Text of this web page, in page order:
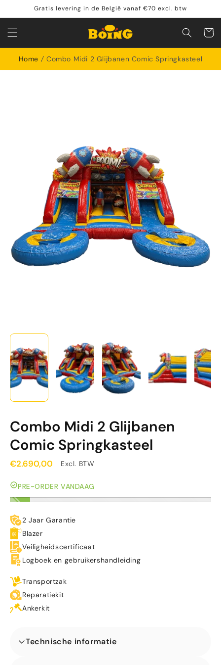
naar de
content
Gratis levering in de België vanaf €70 excl. btw
Home Combo Midi 2 Glijbanen Comic Springkasteel
Combo Midi 2 Glijbanen
Comic Springkasteel
€2.690,00 Excl. BTW
PRE-ORDER VANDAAG
2 Jaar Garantie
Blazer
Veiligheidscertificaat
Logboek en gebruikershandleiding
Transportzak
Reparatiekit
Ankerkit
Technische informatie